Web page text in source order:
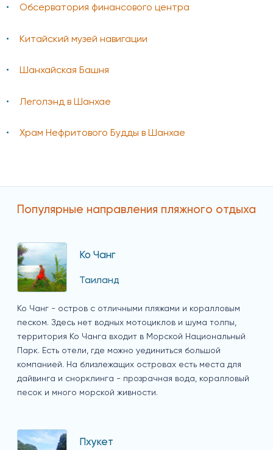
Обсерватория финансового центра
Китайский музей навигации
Шанхайская Башня
Леголэнд в Шанхае
Храм Нефритового Будды в Шанхае
Популярные направления пляжного отдыха
Ко Чанг
Таиланд
Ко Чанг - остров с отличными пляжами и коралловым
песком. Здесь нет водных мотоциклов и шума толпы,
территория Ко Чанга входит в Морской Национальный
Парк. Есть отели, где можно уединиться большой
компанией. На близлежащих островах есть места для
дайвинга и снорклинга - прозрачная вода, коралловый
песок и много морской живности.
Пхукет